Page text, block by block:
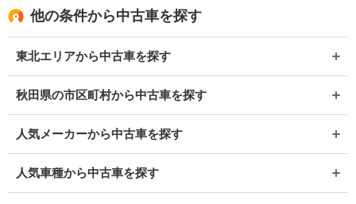
他の条件から中古車を探す
東北エリアから中古車を探す
秋田県の市区町村から中古車を探す
人気メーカーから中古車を探す
人気車種から中古車を探す